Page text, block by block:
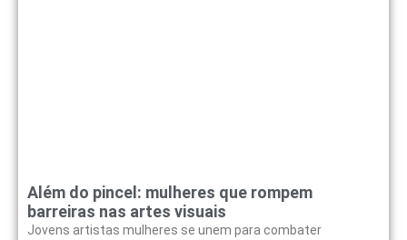
Além do pincel: mulheres que rompem
barreiras nas artes visuais
Jovens artistas mulheres se unem para combater